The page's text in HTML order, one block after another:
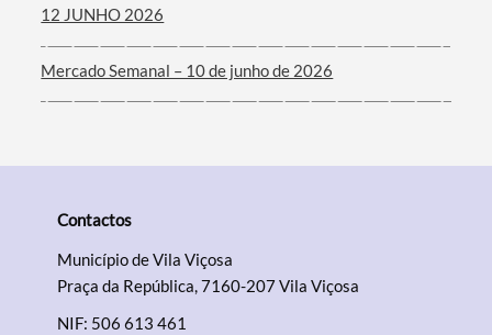
12 JUNHO 2026
Mercado Semanal – 10 de junho de 2026
Contactos
Município de Vila Viçosa
Praça da República, 7160-207 Vila Viçosa
NIF: 506 613 461